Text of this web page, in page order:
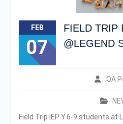
FEB
07
FIELD TRIP
@LEGEND
QA
Field Trip IEP Y.6-9 students at